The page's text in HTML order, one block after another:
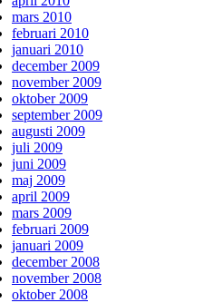
mars 2010
februari 2010
januari 2010
december 2009
november 2009
oktober 2009
september 2009
augusti 2009
juli 2009
juni 2009
maj 2009
april 2009
mars 2009
februari 2009
januari 2009
december 2008
november 2008
oktober 2008